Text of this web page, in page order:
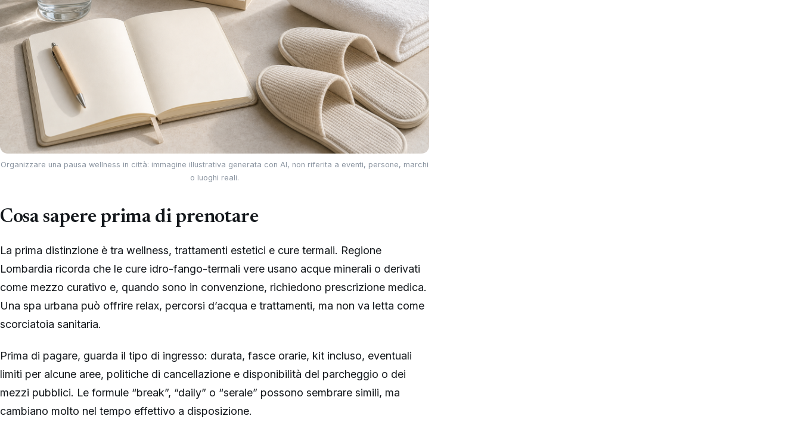
Organizzare una pausa wellness in città: immagine illustrativa generata con AI, non riferita a eventi, persone, marchi
o luoghi reali.
Cosa sapere prima di prenotare
La prima distinzione è tra wellness, trattamenti estetici e cure termali. Regione
Lombardia ricorda che le cure idro-fango-termali vere usano acque minerali o derivati
come mezzo curativo e, quando sono in convenzione, richiedono prescrizione medica.
Una spa urbana può offrire relax, percorsi d’acqua e trattamenti, ma non va letta come
scorciatoia sanitaria.
Prima di pagare, guarda il tipo di ingresso: durata, fasce orarie, kit incluso, eventuali
limiti per alcune aree, politiche di cancellazione e disponibilità del parcheggio o dei
mezzi pubblici. Le formule “break”, “daily” o “serale” possono sembrare simili, ma
cambiano molto nel tempo effettivo a disposizione.